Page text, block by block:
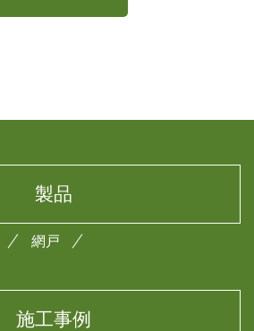
製品
網戸
施工事例